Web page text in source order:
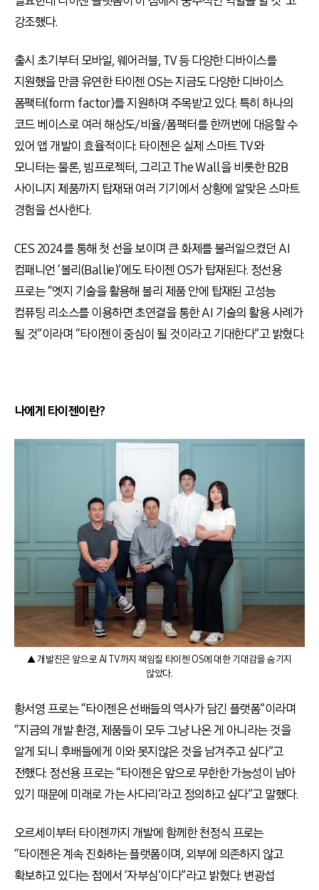
강조했다.
출시 초기부터 모바일, 웨어러블, TV 등 다양한 디바이스를
지원했을 만큼 유연한 타이젠 OS는 지금도 다양한 디바이스
폼팩터(form factor)를 지원하며 주목받고 있다. 특히 하나의
코드 베이스로 여러 해상도/비율/폼팩터를 한꺼번에 대응할 수
있어 앱 개발이 효율적이다. 타이젠은 실제 스마트 TV와
모니터는 물론, 빔프로젝터, 그리고 The Wall을 비롯한 B2B
사이니지 제품까지 탑재돼 여러 기기에서 상황에 알맞은 스마트
경험을 선사한다.
CES 2024를 통해 첫 선을 보이며 큰 화제를 불러일으켰던 AI
컴패니언 ‘볼리(Ballie)’에도 타이젠 OS가 탑재된다. 정선용
프로는 “엣지 기술을 활용해 볼리 제품 안에 탑재된 고성능
컴퓨팅 리소스를 이용하면 초연결을 통한 AI 기술의 활용 사례가
될 것”이라며 “타이젠이 중심이 될 것이라고 기대한다”고 밝혔다.
나에게 타이젠이란?
▲ 개발진은 앞으로 AI TV까지 책임질 타이젠 OS에 대한 기대감을 숨기지
않았다.
황서영 프로는 “타이젠은 선배들의 역사가 담긴 플랫폼”이라며
“지금의 개발 환경, 제품들이 모두 그냥 나온 게 아니라는 것을
알게 되니 후배들에게 이와 못지않은 것을 남겨주고 싶다”고
전했다. 정선용 프로는 “타이젠은 앞으로 무한한 가능성이 남아
있기 때문에 미래로 가는 사다리’라고 정의하고 싶다”고 말했다.
오르세이부터 타이젠까지 개발에 함께한 천정식 프로는
“타이젠은 계속 진화하는 플랫폼이며, 외부에 의존하지 않고
확보하고 있다는 점에서 ‘자부심’이다”라고 밝혔다. 변광섭